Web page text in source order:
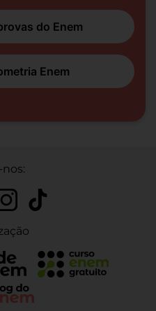
do Enem
Enem
nos: